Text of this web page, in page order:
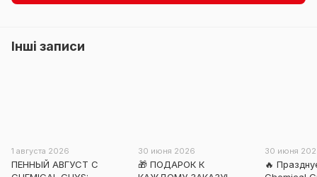
Інші записи
1 августа 2026
ПЕННЫЙ АВГУСТ С
30 июня 2026
🎁 ПОДАРОК К
30 июня
🔥